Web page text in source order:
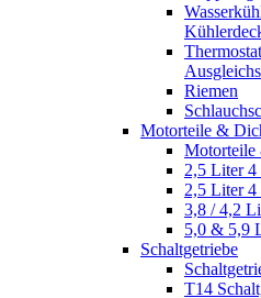
Riemen
Motorteile &
Motorteile
2,5 Liter
2,5 Liter
3,8 / 4,2
5,0 & 5,9
Schaltgetriebe
T14